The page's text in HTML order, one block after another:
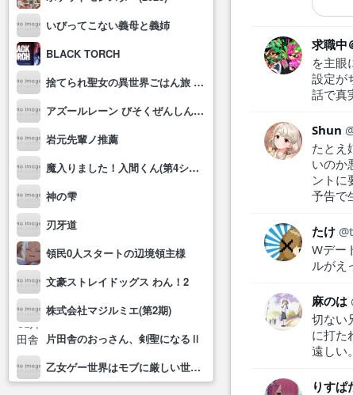
いびってこない義母と義姉
BLACK TORCH
捨てられ聖女の異世界ごはん旅 隠れスキルでキャンピングカーを召喚しました
アズールレーン びそくぜんしんっ！にっ!!
岩元先輩ノ推薦
魔入りました！入間くん(第4シリーズ)
神の雫
刃牙道
領民0人スタートの辺境領主様
文豪ストレイドッグス わん！2
株式会社マジルミエ(第2期)
片田舎のおっさん、剣聖になるⅡ
乙女ゲー世界はモブに厳しい世界です2
求職中
を主眼
設定が
話で真
Shun
たとえ
いのか
ントに
予告で
たけ
Wデー
ルがえ
麻のは
切ない
に打た
遠し
りすぱ